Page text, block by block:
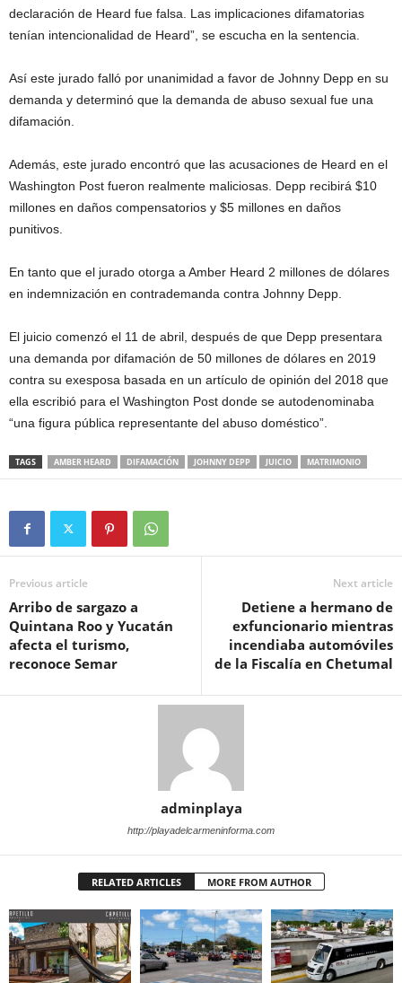
declaración de Heard fue falsa. Las implicaciones difamatorias
tenían intencionalidad de Heard”, se escucha en la sentencia.
Así este jurado falló por unanimidad a favor de Johnny Depp en su
demanda y determinó que la demanda de abuso sexual fue una
difamación.
Además, este jurado encontró que las acusaciones de Heard en el
Washington Post fueron realmente maliciosas. Depp recibirá $10
millones en daños compensatorios y $5 millones en daños
punitivos.
En tanto que el jurado otorga a Amber Heard 2 millones de dólares
en indemnización en contrademanda contra Johnny Depp.
El juicio comenzó el 11 de abril, después de que Depp presentara
una demanda por difamación de 50 millones de dólares en 2019
contra su exesposa basada en un artículo de opinión del 2018 que
ella escribió para el Washington Post donde se autodenominaba
“una figura pública representante del abuso doméstico”.
TAGS AMBER HEARD DIFAMACIÓN JOHNNY DEPP JUICIO MATRIMONIO
Previous article
Arribo de sargazo a
Quintana Roo y Yucatán
afecta el turismo,
reconoce Semar
Next article
Detiene a hermano de
exfuncionario mientras
incendiaba automóviles
de la Fiscalía en Chetumal
adminplaya
http://playadelcarmeninforma.com
RELATED ARTICLES MORE FROM AUTHOR